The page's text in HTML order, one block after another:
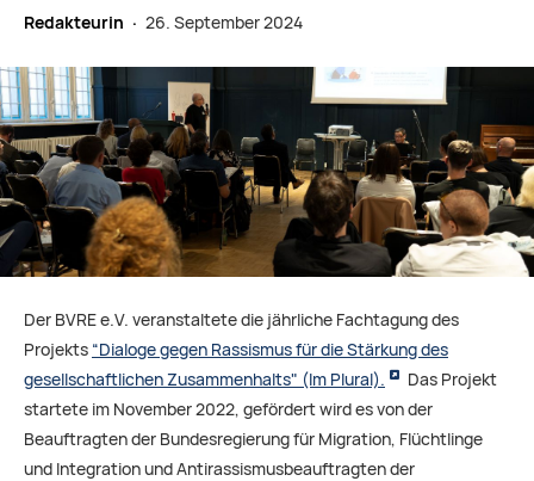
Redakteurin · 26. September 2024
Der BVRE e.V. veranstaltete die jährliche Fachtagung des
Projekts “Dialoge gegen Rassismus für die Stärkung des
gesellschaftlichen Zusammenhalts" (Im Plural).
Das Projekt
startete im November 2022, gefördert wird es von der
Beauftragten der Bundesregierung für Migration, Flüchtlinge
und Integration und Antirassismusbeauftragten der